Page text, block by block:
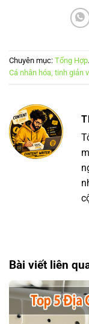
Chuyên mục: Tổng Hợp
Cá nhân hóa, tinh giản
Bài viết liên